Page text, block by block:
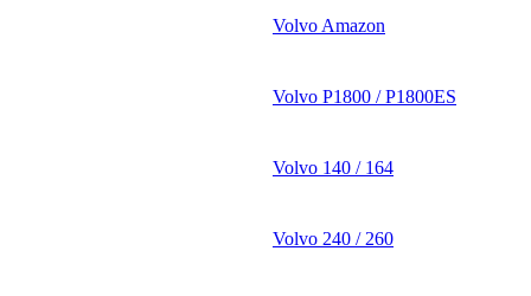
Volvo Amazon
Volvo P1800 / P1800ES
Volvo 140 / 164
Volvo 240 / 260